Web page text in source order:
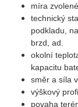
míra
technický
podkladu,
brzd, ad.
okolní
kapacitu
směr a síla
výškový
povaha